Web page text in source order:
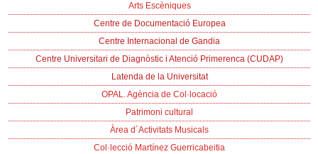
Arts Escèniques
Centre de Documentació Europea
Centre Internacional de Gandia
Centre Universitari de Diagnòstic i Atenció Primerenca (CUDAP)
Latenda de la Universitat
OPAL. Agència de Col·locació
Patrimoni cultural
Àrea d´Activitats Musicals
Col·lecció Martínez Guerricabeitia